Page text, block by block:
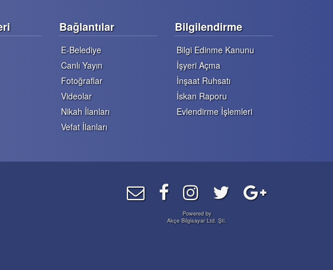
Bağlantılar
E-Belediye
Canlı Yayın
Fotoğraflar
Videolar
Nikah İlanları
Vefat İlanları
Bilgilendirme
Bilgi Edinme Kanunu
İşyeri Açma
İnşaat Ruhsatı
İskan Raporu
Evlendirme İşlemleri
Powered by
Akçe Bilgisayar Ltd. Şti.